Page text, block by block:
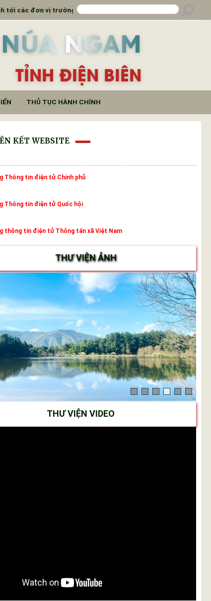
đơn vị trường học Đẩy mạnh truyền thông
NGAM
TỈNH ĐIỆN BIÊN
THỦ TỤC HÀNH CHÍNH
KẾT WEBSITE
Thông tin điện tử Chính phủ
Thông tin điện tử Quốc hội
thông tin điện tử Thông tấn xã Việt Nam
THƯ VIỆN ẢNH
THƯ VIỆN VIDEO